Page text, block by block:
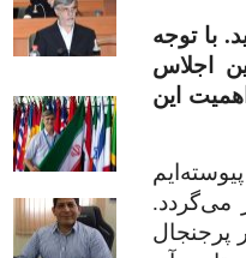
با توجه
اجلاس
این
می‌گردد.
پرجنجال